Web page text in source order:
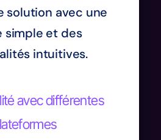
solution avec une
simple et des
intuitives.
avec différentes